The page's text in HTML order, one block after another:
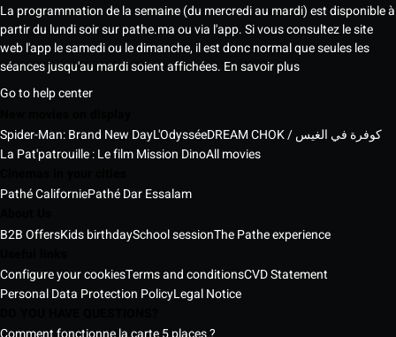
La programmation de la semaine (du mercredi au mardi) est disponible à
partir du lundi soir sur pathe.ma ou via l'app. Si vous consultez le site
web l'app le samedi ou le dimanche, il est donc normal que seules les
séances jusqu'au mardi soient affichées. En savoir plus
Go to help center
Spider-Man: Brand New DayL'Odyssée
DREAM CHOK / كوفرة في الغيس
La Pat'patrouille : Le film Mission DinoAll movies
Pathé CaliforniePathé Dar Essalam
B2B OffersKids birthdaySchool sessionThe Pathe experience
Configure your cookiesTerms and conditionsCVD Statement
Personal Data Protection PolicyLegal Notice